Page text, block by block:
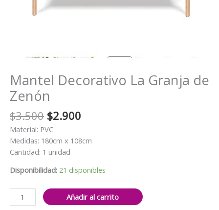
Mantel Decorativo La Granja de
Zenón
$3.500 El
precio
original
era:
$2.900
actual
Material: PVC
Medidas: 180cm x 108cm
Cantidad: 1 unidad
Disponibilidad: 21 disponibles
Mantel
Decorativo
Añadir al carrito